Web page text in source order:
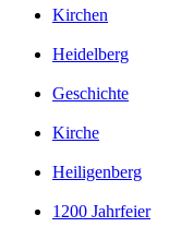
Kirchen
Heidelberg
Geschichte
Kirche
Heiligenberg
1200 Jahrfeier